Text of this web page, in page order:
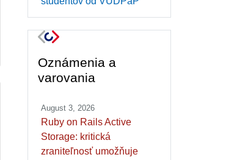
Oznámenia a
varovania
August 3, 2026
Ruby on Rails Active
Storage: kritická
zraniteľnosť umožňuje